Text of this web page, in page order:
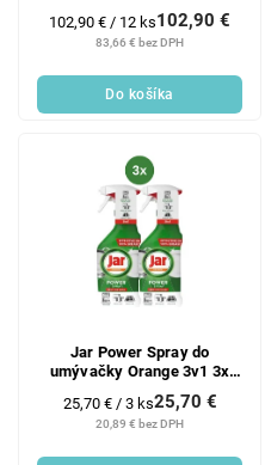
83,66 € bez DPH
102,90 €
Jednotková
102,90 € / 12 ks
Do košíka
Jar Power Spray do
umývačky Orange 3v1 3x
(2x500ml)
20,89 € bez DPH
25,70 €
Jednotková
cena:
25,70 € / 3 ks